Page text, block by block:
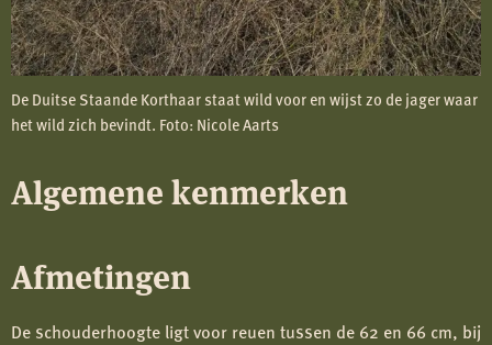
De Duitse Staande Korthaar staat wild voor en wijst zo de jager waar
het wild zich bevindt. Foto: Nicole Aarts
Algemene kenmerken
Afmetingen
De schouderhoogte ligt voor reuen tussen de 62 en 66 cm, bij